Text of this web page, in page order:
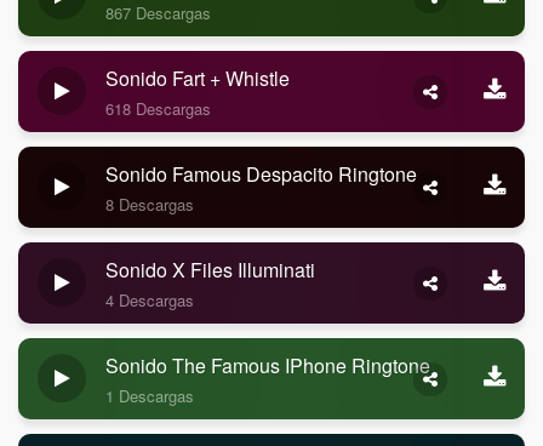
867 Descargas
Sonido Fart + Whistle
618 Descargas
Sonido Famous Despacito Ringtone
8 Descargas
Sonido X Files Illuminati
4 Descargas
Sonido The Famous IPhone Ringtone
1 Descargas